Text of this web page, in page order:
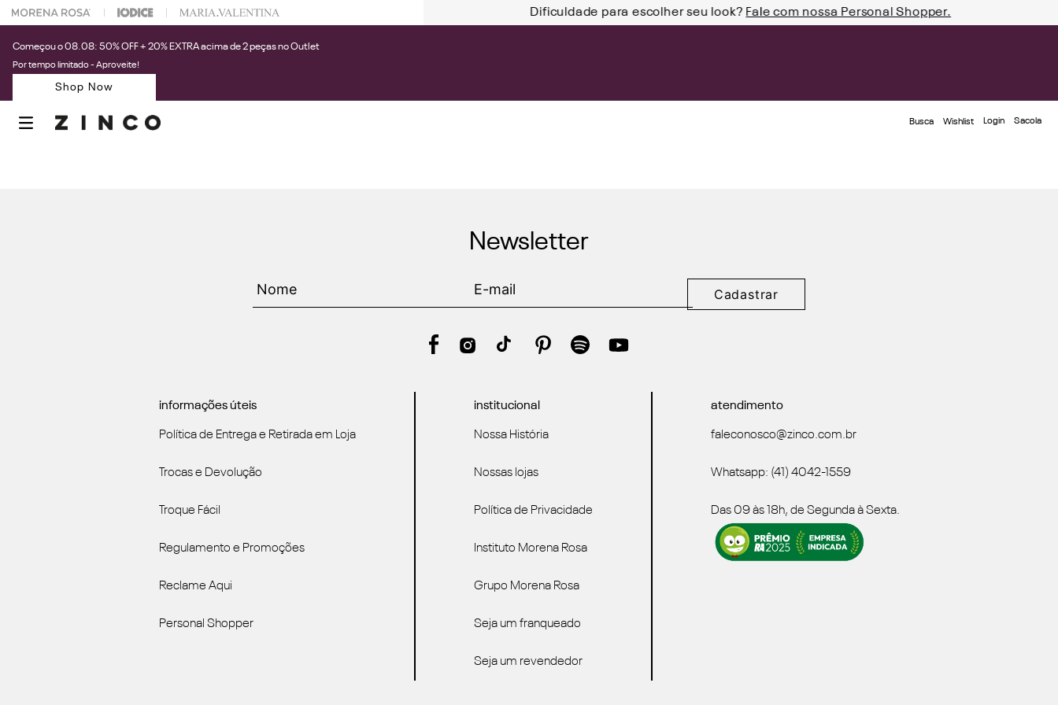
na sua 1° compra usando o cupom: PRIMEIRAZIN Dificuldade para escolher seu look? Fale com nossa Personal Shopper.
Começou o 08.08: 50% OFF + 20% EXTRA acima de 2 peças no Outlet
Por tempo limitado - Aproveite!
Shop Now
Busca Wishlist Login
Newsletter
Cadastrar
informações úteis
Política de Entrega e Retirada em Loja
Trocas e Devolução
Troque Fácil
Regulamento e Promoções
Reclame Aqui
Personal Shopper
institucional
Nossa História
Nossas lojas
Política de Privacidade
Instituto Morena Rosa
Grupo Morena Rosa
Seja um franqueado
Seja um revendedor
atendimento
faleconosco@zinco.com.br
Whatsapp: (41) 4042-1559
Das 09 às 18h, de Segunda à Sexta.